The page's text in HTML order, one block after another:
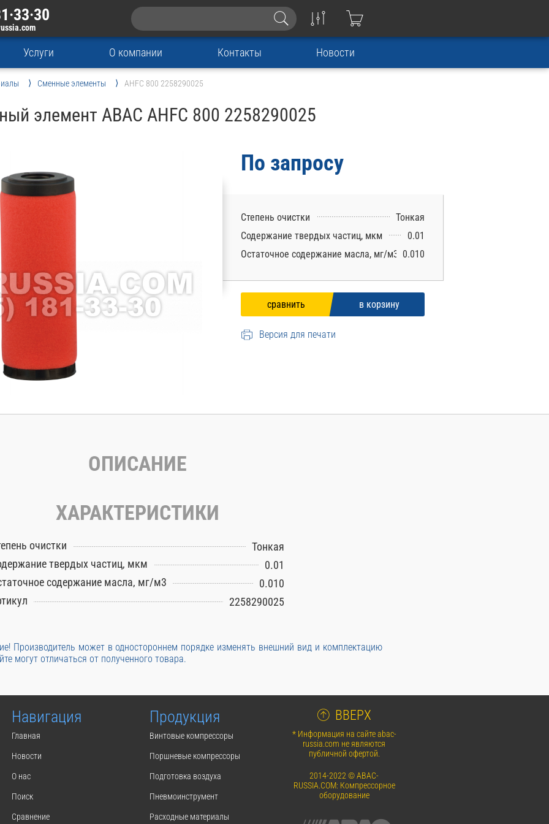
Услуги О компании Контакты Новости
Сменные элементы AHFC 800 2258290025
элемент ABAC AHFC 800 2258290025
По запросу
Степень очистки
Тонкая
Содержание твердых частиц, мкм
0.01
Остаточное содержание масла, мг/м3 0.010
Версия для печати
ОПИСАНИЕ
ХАРАКТЕРИСТИКИ
очистки
Тонкая
твердых частиц, мкм
0.01
содержание масла, мг/м3
0.010
2258290025
Производитель может в одностороннем порядке изменять внешний вид и комплектацию
могут отличаться от полученного товара.
Навигация
Главная
Новости
О нас
Поиск
Сравнение
Продукция
Винтовые компрессоры
Поршневые компрессоры
Подготовка воздуха
Пневмоинструмент
Расходные материалы
ВВЕРХ
* Информация на сайте abac-
russia.com не являются
публичной офертой.
2014-2022 © ABAC-
RUSSIA.COM: Компрессорное
оборудование